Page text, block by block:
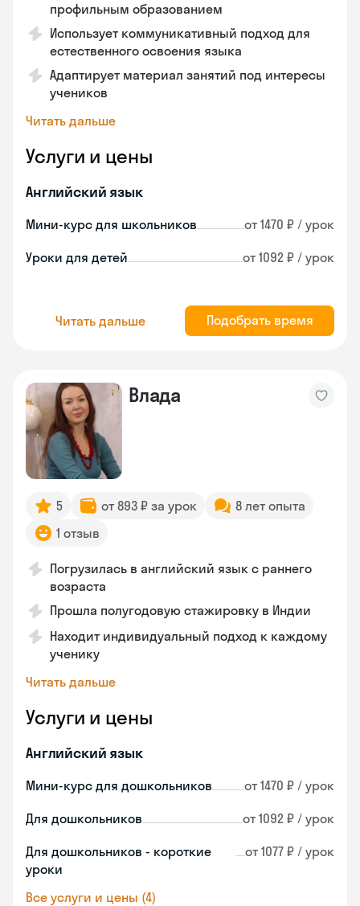
профильным образованием
Использует коммуникативный подход для
естественного освоения языка
Адаптирует материал занятий под интересы
учеников
Читать дальше
Услуги и цены
Английский язык
Мини-курс для школьников от 1470 ₽ / урок
Уроки для детей от 1092 ₽ / урок
Читать дальше Подобрать время
Влада
5 от 893 ₽ за урок
8 лет опыта
1 отзыв
Погрузилась в английский язык с раннего
возраста
Прошла полугодовую стажировку в Индии
Находит индивидуальный подход к каждому
ученику
Читать дальше
Услуги и цены
Английский язык
Мини-курс для дошкольников от 1470 ₽ / урок
Для дошкольников от 1092 ₽ / урок
Для дошкольников - короткие
уроки
от 1077 ₽ / урок
Все услуги и цены (4)